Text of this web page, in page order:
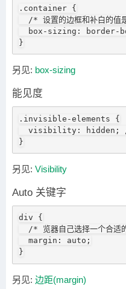
.container {
}
另见: box-sizing
能见度
.invisible-elements {
}
另见: Visibility
Auto 关键字
div {
}
另见: 边距(margin)